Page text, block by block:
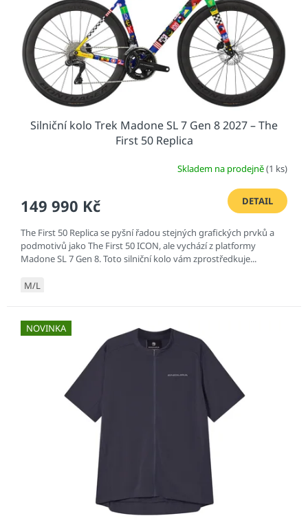
Silniční kolo Trek Madone SL 7 Gen 8 2027 – The
First 50 Replica
Skladem na prodejně(1 ks)
149 990 Kč DETAIL
The First 50 Replica se pyšní řadou stejných grafických prvků a
podmotivů jako The First 50 ICON, ale vychází z platformy
Madone SL 7 Gen 8. Toto silniční kolo vám zprostředkuje...
M/L
NOVINKA